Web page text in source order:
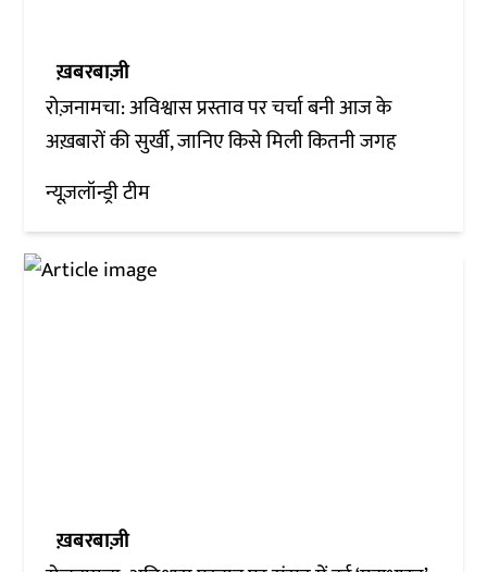
ख़बरबाज़ी
रोज़नामचा: अविश्वास प्रस्ताव पर चर्चा बनी आज के
अख़बारों की सुर्खी, जानिए किसे मिली कितनी जगह
न्यूज़लॉन्ड्री टीम
ख़बरबाज़ी